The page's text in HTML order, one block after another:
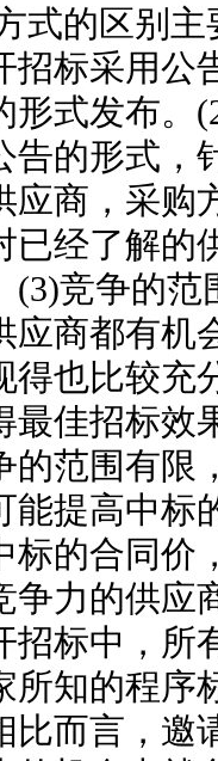
式的区别
招标采用公
形式发布。
告的形式，
应商，采购
已经了解的
(3)竞争的
应商都有机
得也比较充
最佳招标效
的范围有限
能提高中标
标的合同价
争力的供
招标中，所
所知的程序
比而言，邀